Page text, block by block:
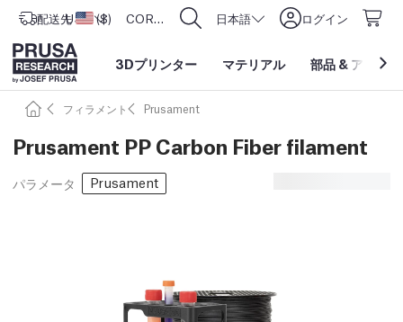
配送先 アメリカ合衆国
USD ($) CORE One L: Now In Stock! 日本語 ログイン
3Dプリンター マテリアル 部品 & アクセ
フィラメント Prusament
Prusament PP Carbon Fiber filament
パラメータ Prusament